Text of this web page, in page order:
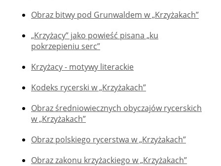
Obraz bitwy pod Grunwaldem w „Krzyżakach”
„Krzyżacy” jako powieść pisana „ku
pokrzepieniu serc”
Krzyżacy - motywy literackie
Kodeks rycerski w „Krzyżakach”
Obraz średniowiecznych obyczajów rycerskich
w „Krzyżakach”
Obraz polskiego rycerstwa w „Krzyżakach”
Obraz zakonu krzyżackiego w „Krzyżakach”